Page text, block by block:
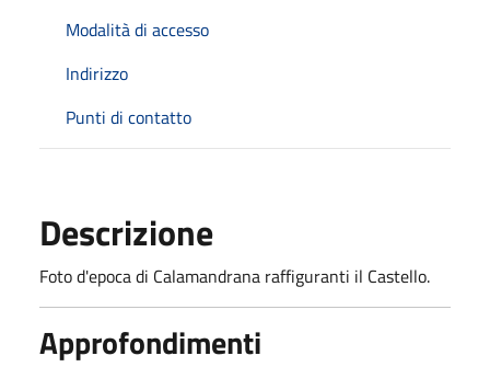
Modalità di accesso
Indirizzo
Punti di contatto
Descrizione
Foto d'epoca di Calamandrana raffiguranti il Castello.
Approfondimenti